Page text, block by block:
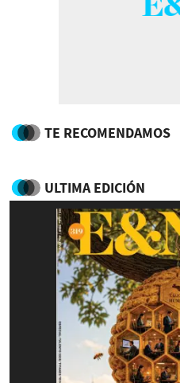
TE RECOMENDAMOS
ULTIMA EDICIÓN